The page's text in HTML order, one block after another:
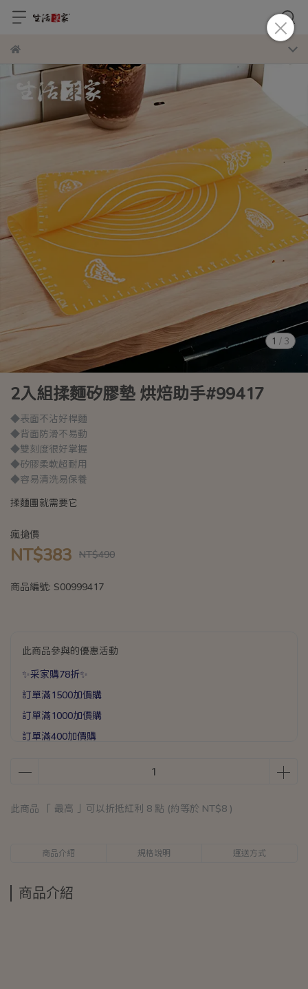
1 / 3
2入組揉麵矽膠墊 烘焙助手#99417
◆表面不沾好桿麵
◆背面防滑不易動
◆雙刻度很好掌握
◆矽膠柔軟超耐用
◆容易清洗易保養
揉麵團就需要它
瘋搶價
NT$383 NT$490
商品編號: S00999417
此商品參與的優惠活動
✨采家購78折✨
訂單滿1500加價購
訂單滿1000加價購
訂單滿400加價購
此商品 「 最高 」可以折抵紅利 8 點 (約等於 NT$8 )
商品介紹 規格說明 運送方式
商品介紹